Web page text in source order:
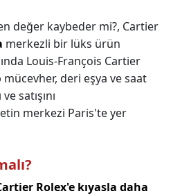
değer kaybeder mi?, Cartier
merkezli bir lüks ürün
Louis-François Cartier
deri eşya ve saat
satışını
merkezi Paris'te yer
Rolex'e kıyasla daha